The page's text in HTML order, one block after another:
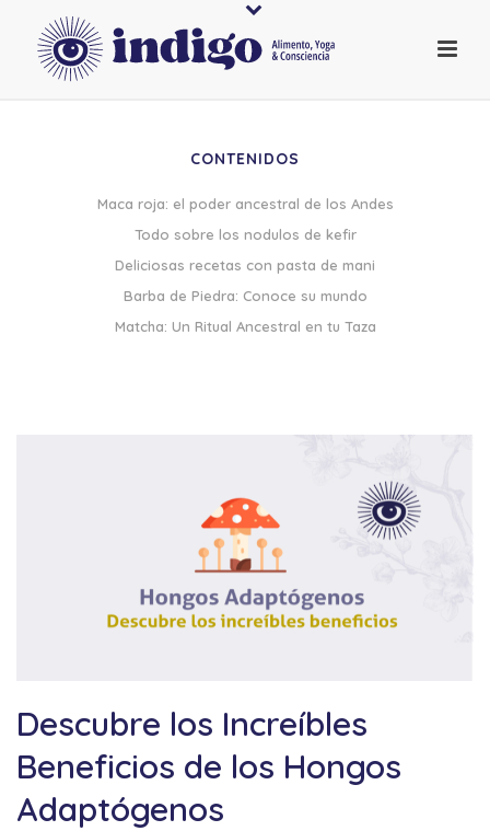
Descubre los Increíbles
Beneficios de los Hongos
Adaptógenos
CONTENIDOS
Maca roja: el poder ancestral de los Andes
Todo sobre los nodulos de kefir
Deliciosas recetas con pasta de mani
Barba de Piedra: Conoce su mundo
Matcha: Un Ritual Ancestral en tu Taza